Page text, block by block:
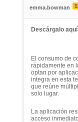
emma.bowman
Descárgalo
El consumo de
rápidamente en
optan por
integra en esta
que reúne
solo lugar.
La aplicación
acceso